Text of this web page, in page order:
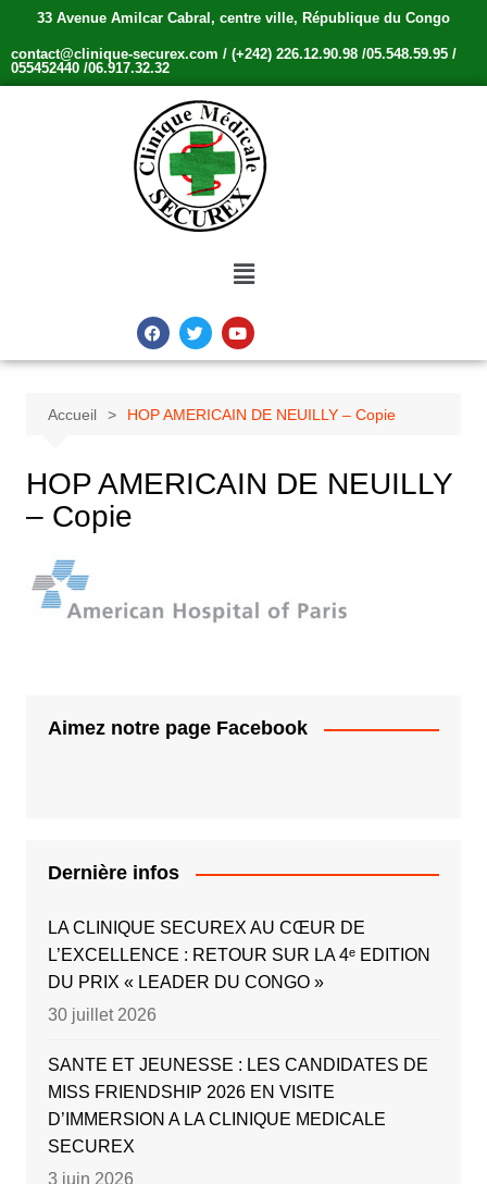
33 Avenue Amilcar Cabral, centre ville, République du Congo
contact@clinique-securex.com / (+242) 226.12.90.98 /05.548.59.95 /
055452440 /06.917.32.32
Accueil HOP AMERICAIN DE NEUILLY – Copie
HOP AMERICAIN DE NEUILLY
– Copie
Aimez notre page Facebook
Dernière infos
LA CLINIQUE SECUREX AU CŒUR DE
L’EXCELLENCE : RETOUR SUR LA 4ᵉ EDITION
DU PRIX « LEADER DU CONGO »
30 juillet 2026
SANTE ET JEUNESSE : LES CANDIDATES DE
MISS FRIENDSHIP 2026 EN VISITE
D’IMMERSION A LA CLINIQUE MEDICALE
SECUREX
3 juin 2026